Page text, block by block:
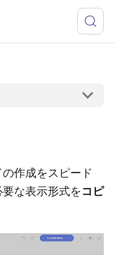
作成をスピード
な表示形式をコピ